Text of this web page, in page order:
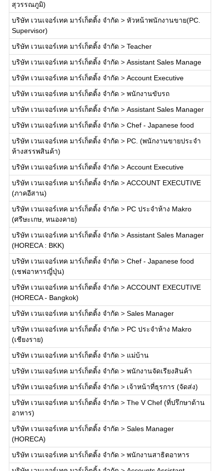
สุวรรณภูมิ)
บริษัท เวนเจอร์เทค มาร์เก็ตติ้ง จำกัด > หัวหน้าพนักงานขาย(PC.
Supervisor)
บริษัท เวนเจอร์เทค มาร์เก็ตติ้ง จำกัด > Teacher
บริษัท เวนเจอร์เทค มาร์เก็ตติ้ง จำกัด > Assistant Sales Manage
บริษัท เวนเจอร์เทค มาร์เก็ตติ้ง จำกัด > Account Executive
บริษัท เวนเจอร์เทค มาร์เก็ตติ้ง จำกัด > พนักงานขับรถ
บริษัท เวนเจอร์เทค มาร์เก็ตติ้ง จำกัด > Assistant Sales Manager
บริษัท เวนเจอร์เทค มาร์เก็ตติ้ง จำกัด > Chef - Japanese food
บริษัท เวนเจอร์เทค มาร์เก็ตติ้ง จำกัด > PC. (พนักงานขายประจำ
ห้างสรรพสินค้า)
บริษัท เวนเจอร์เทค มาร์เก็ตติ้ง จำกัด > Account Executive
บริษัท เวนเจอร์เทค มาร์เก็ตติ้ง จำกัด > ACCOUNT EXECUTIVE
(ภาคอีสาน)
บริษัท เวนเจอร์เทค มาร์เก็ตติ้ง จำกัด > PC ประจำห้าง Makro
(ศรีษะเกษ, หนองคาย)
บริษัท เวนเจอร์เทค มาร์เก็ตติ้ง จำกัด > Assistant Sales Manager
(HORECA : BKK)
บริษัท เวนเจอร์เทค มาร์เก็ตติ้ง จำกัด > Chef - Japanese food
(เชฟอาหารญี่ปุ่น)
บริษัท เวนเจอร์เทค มาร์เก็ตติ้ง จำกัด > ACCOUNT EXECUTIVE
(HORECA - Bangkok)
บริษัท เวนเจอร์เทค มาร์เก็ตติ้ง จำกัด > Sales Manager
บริษัท เวนเจอร์เทค มาร์เก็ตติ้ง จำกัด > PC ประจำห้าง Makro
(เชียงราย)
บริษัท เวนเจอร์เทค มาร์เก็ตติ้ง จำกัด > แม่บ้าน
บริษัท เวนเจอร์เทค มาร์เก็ตติ้ง จำกัด > พนักงานจัดเรียงสินค้า
บริษัท เวนเจอร์เทค มาร์เก็ตติ้ง จำกัด > เจ้าหน้าที่ธุรการ (จัดส่ง)
บริษัท เวนเจอร์เทค มาร์เก็ตติ้ง จำกัด > The V Chef (ที่ปรึกษาด้าน
อาหาร)
บริษัท เวนเจอร์เทค มาร์เก็ตติ้ง จำกัด > Sales Manager
(HORECA)
บริษัท เวนเจอร์เทค มาร์เก็ตติ้ง จำกัด > พนักงานสาธิตอาหาร